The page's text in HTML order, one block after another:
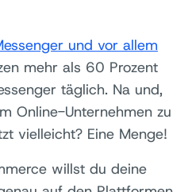
und vor allem
mehr als 60 Prozent
täglich. Na und,
Online-Unternehmen zu
vielleicht? Eine Menge!
willst du deine